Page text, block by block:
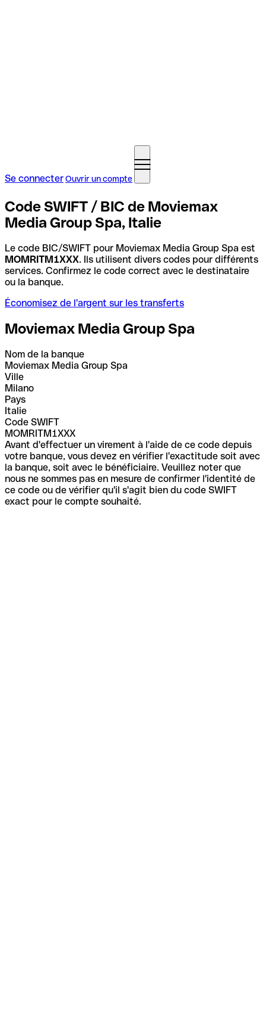
Se connecterOuvrir un compte
Code SWIFT / BIC de Moviemax
Media Group Spa, Italie
Le code BIC/SWIFT pour Moviemax Media Group Spa est
MOMRITM1XXX. Ils utilisent divers codes pour différents
services. Confirmez le code correct avec le destinataire
ou la banque.
Économisez de l'argent sur les transferts
Moviemax Media Group Spa
Nom de la banque
Moviemax Media Group Spa
Ville
Milano
Pays
Italie
Code SWIFT
MOMRITM1XXX
Avant d'effectuer un virement à l'aide de ce code depuis
votre banque, vous devez en vérifier l'exactitude soit avec
la banque, soit avec le bénéficiaire. Veuillez noter que
nous ne sommes pas en mesure de confirmer l'identité de
ce code ou de vérifier qu'il s'agit bien du code SWIFT
exact pour le compte souhaité.